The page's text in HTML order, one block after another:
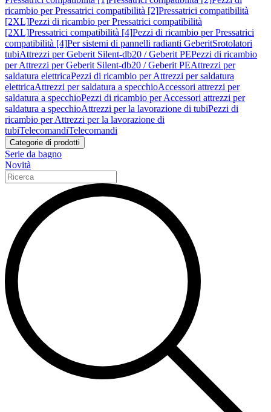
ricambio per Pressatrici compatibilità [2]Pressatrici compatibilità
[2XL]Pezzi di ricambio per Pressatrici compatibilità
[2XL]Pressatrici compatibilità [4]Pezzi di ricambio per Pressatrici
compatibilità [4]Per sistemi di pannelli radianti GeberitSrotolatori
tubiAttrezzi per Geberit Silent-db20 / Geberit PEPezzi di ricambio
per Attrezzi per Geberit Silent-db20 / Geberit PEAttrezzi per
saldatura elettricaPezzi di ricambio per Attrezzi per saldatura
elettricaAttrezzi per saldatura a specchioAccessori attrezzi per
saldatura a specchioPezzi di ricambio per Accessori attrezzi per
saldatura a specchioAttrezzi per la lavorazione di tubiPezzi di
ricambio per Attrezzi per la lavorazione di
tubiTelecomandiTelecomandi
Categorie di prodotti
Serie da bagno
Novità